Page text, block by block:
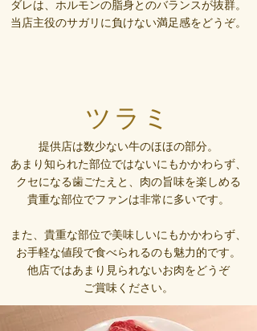
ダレは、ホルモンの脂身とのバランスが抜群。
当店主役のサガリに負けない満足感をどうぞ。
​ツラミ
提供店は数少ない牛のほほの部分。
あまり知られた部位ではないにもかかわらず、
クセになる歯ごたえと、肉の旨味を楽しめる
貴重な部位でファンは非常に多いです。
また、貴重な部位で美味しいにもかかわらず、
​お手軽な値段で食べられるのも魅力的です。
他店ではあまり見られないお肉をどうぞ
ご賞味ください。